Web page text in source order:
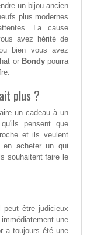
un bijou ancien
plus modernes
La cause
avez hérité de
bien vous avez
or Bondypourra
plus ?
un cadeau à un
pensent que
et ils veulent
acheter un qui
souhaitent faire le
peut être judicieux
une
a toujours été une